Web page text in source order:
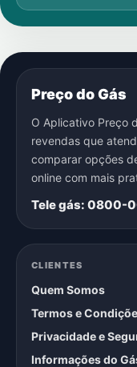
Preço do Gás
O Aplicativo Preço
revendas que
comparar opções
online com mais
Tele gás: 0800-
CLIENTES
Quem Somos
Termos e
Privacidade e
Informações do